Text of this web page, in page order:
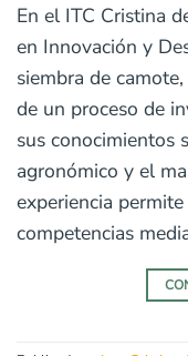
En el ITC Cristina
en Innovación y
siembra de
de un proceso de
sus conocimientos
agronómico y el
experiencia
competencias